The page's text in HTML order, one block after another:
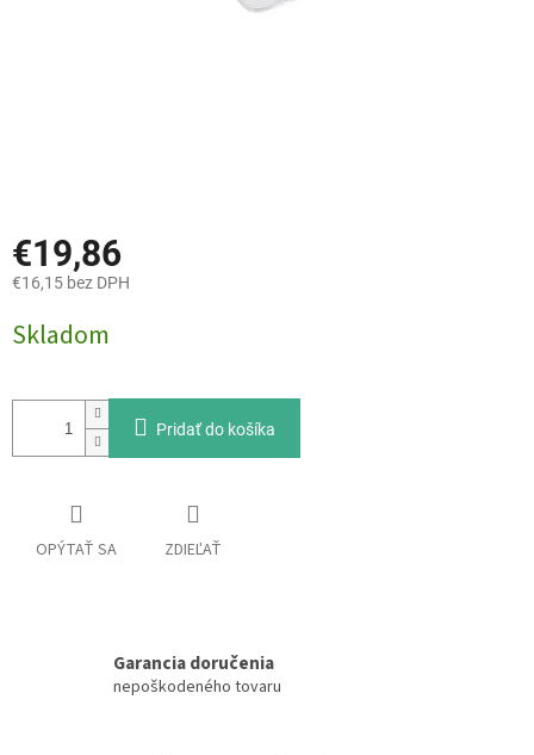
€19,86
€16,15 bez DPH
cena:
Skladom
Pridať do košíka
OPÝTAŤ SA ZDIEĽAŤ
Garancia doručenia
nepoškodeného tovaru